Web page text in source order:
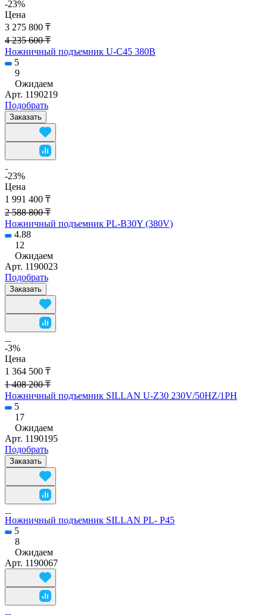
-23%
Цена
3 275 800 ₸
4 235 600 ₸
Ножничный подъемник U-C45 380B
5
9
Ожидаем
Арт. 1190219
Подобрать
Заказать
-23%
Цена
1 991 400 ₸
2 588 800 ₸
Ножничный подъемник PL-B30Y (380V)
4.88
12
Ожидаем
Арт. 1190023
Подобрать
Заказать
-3%
Цена
1 364 500 ₸
1 408 200 ₸
Ножничный подъемник SILLAN U-Z30 230V/50HZ/1PH
5
17
Ожидаем
Арт. 1190195
Подобрать
Заказать
Ножничный подъемник SILLAN PL- P45
5
8
Ожидаем
Арт. 1190067